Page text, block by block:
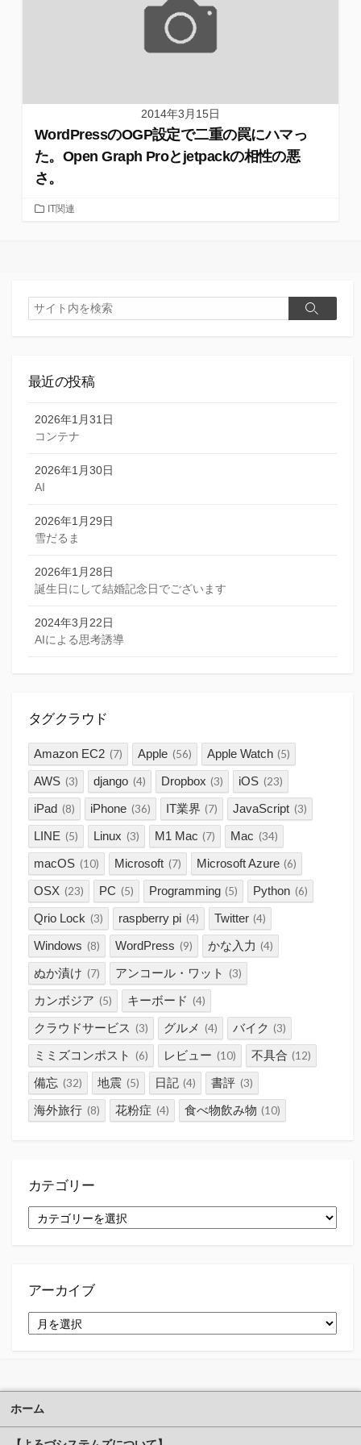
2014年3月15日
WordPressのOGP設定で二重の罠にハマっ
た。Open Graph Proとjetpackの相性の悪
さ。
カIT関連
検
索
検
最近の投稿
2026年1月31日
コンテナ
2026年1月30日
AI
2026年1月29日
雪だるま
2026年1月28日
誕生日にして結婚記念日でございます
2024年3月22日
AIによる思考誘導
タグクラウド
Amazon EC2 (7) Apple (56) Apple Watch (5)
AWS (3) django (4) Dropbox (3) iOS (23)
iPad (8) iPhone (36) IT業界 (7) JavaScript (3)
LINE (5) Linux (3) M1 Mac (7) Mac (34)
macOS (10) Microsoft (7) Microsoft Azure (6)
OSX (23) PC (5) Programming (5) Python (6)
Qrio Lock (3) raspberry pi (4) Twitter (4)
Windows (8) WordPress (9) かな入力 (4)
ぬか漬け (7) アンコール・ワット (3)
カンボジア (5) キーボード (4)
クラウドサービス (3) グルメ (4) バイク (3)
ミミズコンポスト (6) レビュー (10) 不具合 (12)
備忘 (32) 地震 (5) 日記 (4) 書評 (3)
海外旅行 (8) 花粉症 (4) 食べ物飲み物 (10)
カテゴリー
テ
アーカイブ
ー
ホーム